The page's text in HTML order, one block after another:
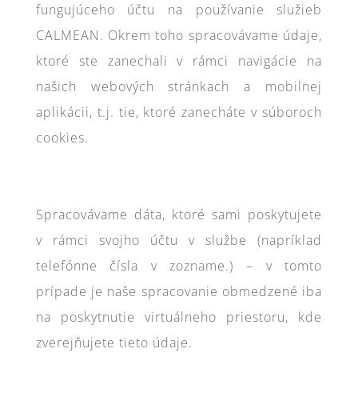
fungujúceho účtu na používanie služieb
CALMEAN. Okrem toho spracovávame údaje,
ktoré ste zanechali v rámci navigácie na
našich webových stránkach a mobilnej
aplikácii, t.j. tie, ktoré zanecháte v súboroch
cookies.
Spracovávame dáta, ktoré sami poskytujete
v rámci svojho účtu v službe (napríklad
telefónne čísla v zozname.) – v tomto
prípade je naše spracovanie obmedzené iba
na poskytnutie virtuálneho priestoru, kde
zverejňujete tieto údaje.